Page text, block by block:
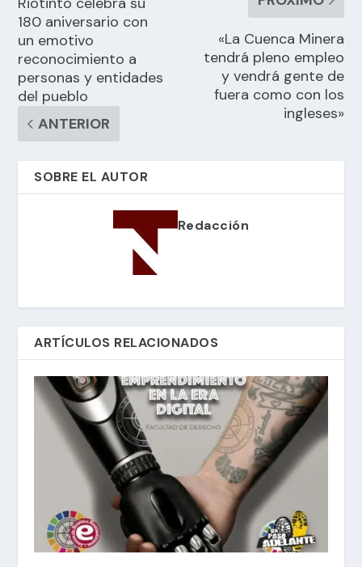
180 aniversario con
un emotivo
reconocimiento a
personas y entidades
del pueblo
ANTERIOR
«La Cuenca Minera
tendrá pleno empleo
y vendrá gente de
fuera como con los
ingleses»
SOBRE EL AUTOR
Redacción
ARTÍCULOS RELACIONADOS